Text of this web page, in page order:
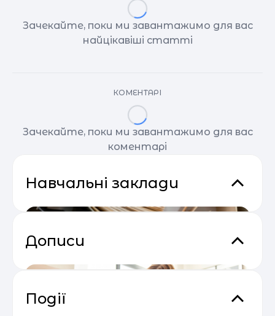
Зачекайте, поки ми завантажимо для вас
найцікавіші статті
КОМЕНТАРІ
Зачекайте, поки ми завантажимо для вас
коментарі
Навчальні заклади
Дописи
Події